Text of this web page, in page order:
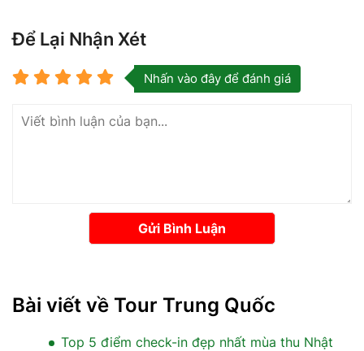
Để Lại Nhận Xét
Nhấn vào đây để đánh giá
Gửi Bình Luận
Bài viết về Tour Trung Quốc
Top 5 điểm check-in đẹp nhất mùa thu Nhật